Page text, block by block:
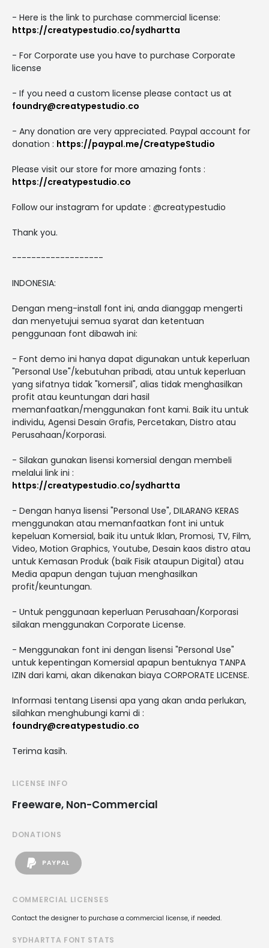
- Here is the link to purchase commercial license:
https://creatypestudio.co/sydhartta
- For Corporate use you have to purchase Corporate
license
- If you need a custom license please contact us at
foundry@creatypestudio.co
- Any donation are very appreciated. Paypal account for
donation : https://paypal.me/CreatypeStudio
Please visit our store for more amazing fonts :
https://creatypestudio.co
Follow our instagram for update : @creatypestudio
Thank you.
-------------------
INDONESIA:
Dengan meng-install font ini, anda dianggap mengerti
dan menyetujui semua syarat dan ketentuan
penggunaan font dibawah ini:
- Font demo ini hanya dapat digunakan untuk keperluan
"Personal Use"/kebutuhan pribadi, atau untuk keperluan
yang sifatnya tidak "komersil", alias tidak menghasilkan
profit atau keuntungan dari hasil
memanfaatkan/menggunakan font kami. Baik itu untuk
individu, Agensi Desain Grafis, Percetakan, Distro atau
Perusahaan/Korporasi.
- Silakan gunakan lisensi komersial dengan membeli
melalui link ini :
https://creatypestudio.co/sydhartta
- Dengan hanya lisensi "Personal Use", DILARANG KERAS
menggunakan atau memanfaatkan font ini untuk
kepeluan Komersial, baik itu untuk Iklan, Promosi, TV, Film,
Video, Motion Graphics, Youtube, Desain kaos distro atau
untuk Kemasan Produk (baik Fisik ataupun Digital) atau
Media apapun dengan tujuan menghasilkan
profit/keuntungan.
- Untuk penggunaan keperluan Perusahaan/Korporasi
silakan menggunakan Corporate License.
- Menggunakan font ini dengan lisensi "Personal Use"
untuk kepentingan Komersial apapun bentuknya TANPA
IZIN dari kami, akan dikenakan biaya CORPORATE LICENSE.
Informasi tentang Lisensi apa yang akan anda perlukan,
silahkan menghubungi kami di :
foundry@creatypestudio.co
Terima kasih.
LICENSE INFO
Freeware, Non-Commercial
DONATIONS
PAYPAL
COMMERCIAL LICENSES
Contact the designer to purchase a commercial license, if needed.
SYDHARTTA FONT STATS